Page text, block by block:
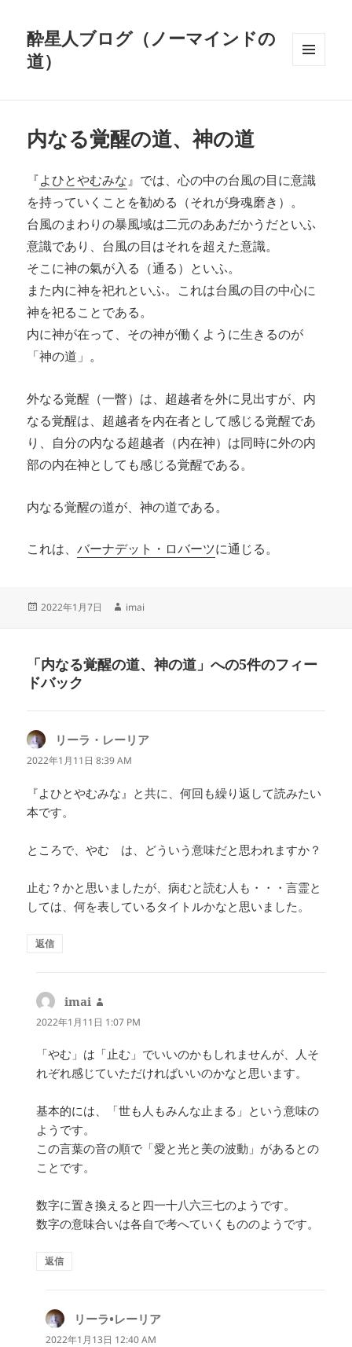
酔星人ブログ（ノーマインドの
道）
内なる覚醒の道、神の道
『よひとやむみな』では、心の中の台風の目に意識
を持っていくことを勧める（それが身魂磨き）。
台風のまわりの暴風域は二元のああだかうだといふ
意識であり、台風の目はそれを超えた意識。
そこに神の氣が入る（通る）といふ。
また内に神を祀れといふ。これは台風の目の中心に
神を祀ることである。
内に神が在って、その神が働くように生きるのが
「神の道」。
外なる覚醒（一瞥）は、超越者を外に見出すが、内
なる覚醒は、超越者を内在者として感じる覚醒であ
り、自分の内なる超越者（内在神）は同時に外の内
部の内在神としても感じる覚醒である。
内なる覚醒の道が、神の道である。
これは、バーナデット・ロバーツに通じる。
投
2022年1月7日
作
imai
「内なる覚醒の道、神の道」への5件のフィー
ドバック
リーラ・レーリア
2022年1月11日 8:39 AM
『よひとやむみな』と共に、何回も繰り返して読みたい
本です。
ところで、やむ は、どういう意味だと思われますか？
止む？かと思いましたが、病むと読む人も・・・言霊と
しては、何を表しているタイトルかなと思いました。
返信
imai
り:
2022年1月11日 1:07 PM
「やむ」は「止む」でいいのかもしれませんが、人そ
れぞれ感じていただければいいのかなと思います。
基本的には、「世も人もみんな止まる」という意味の
ようです。
この言葉の音の順で「愛と光と美の波動」があるとの
ことです。
数字に置き換えると四一十八六三七のようです。
数字の意味合いは各自で考へていくもののようです。
返信
リーラ•レーリア
2022年1月13日 12:40 AM